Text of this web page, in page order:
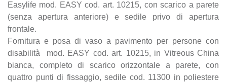
Easylife mod. EASY cod. art. 10215, con scarico a parete
(senza apertura anteriore) e sedile privo di apertura
frontale.
Fornitura e posa di vaso a pavimento per persone con
disabilità mod. EASY cod. art. 10215, in Vitreous China
bianca, completo di scarico orizzontale a parete, con
quattro punti di fissaggio, sedile cod. 11300 in poliestere